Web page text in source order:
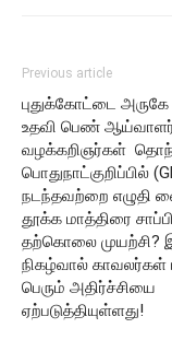
Previous article
புதுக்கோட்டை
உதவி பெண்
வழக்கறிஞர்கள்
பொதுநாட்குறிப்பில்
நடந்தவற்றை எழுதி
தூக்க மாத்திரை
தற்கொலை முயற்சி?
நிகழ்வால் காவலர்கள்
பெரும் அதிர்ச்சியை
ஏற்படுத்தியுள்ளது!